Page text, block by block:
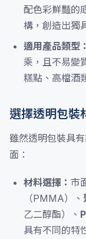
配色彩鮮豔的
構，創造出獨
適用產品類型：
乘，且不易變
糕點、高檔酒
選擇透明包裝
雖然透明包裝具
面：
材料選擇： 市
（PMMA）、
乙二醇酯）、
具有不同的特